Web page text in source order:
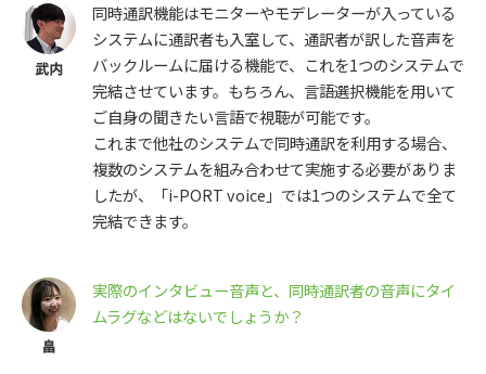
同時通訳機能はモニターやモデレーターが入っている
システムに通訳者も入室して、通訳者が訳した音声を
バックルームに届ける機能で、これを1つのシステムで
完結させています。もちろん、言語選択機能を用いて
ご自身の聞きたい言語で視聴が可能です。
これまで他社のシステムで同時通訳を利用する場合、
複数のシステムを組み合わせて実施する必要がありま
したが、「i-PORT voice」では1つのシステムで全て
完結できます。
実際のインタビュー音声と、同時通訳者の音声にタイ
ムラグなどはないでしょうか？